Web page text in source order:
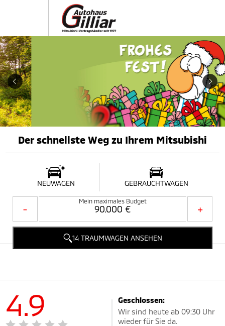
Der schnellste Weg zu Ihrem Mitsubishi
NEUWAGEN GEBRAUCHTWAGEN
-
Mein maximales Budget
+
14 TRAUMWAGEN ANSEHEN
4.9
Geschlossen:
Wir sind heute ab 09:30 Uhr
wieder für Sie da.